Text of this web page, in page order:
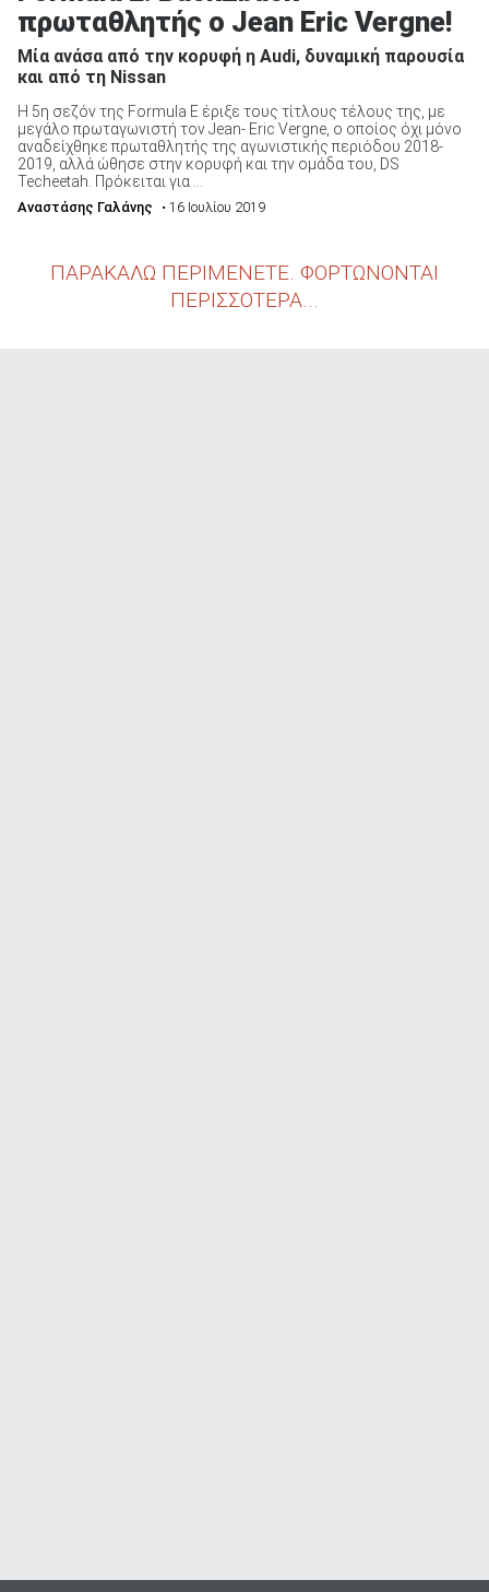
πρωταθλητής ο Jean Eric Vergne!
Mία ανάσα από την κορυφή η Audi, δυναμική παρουσία
και από τη Nissan
Η 5η σεζόν της Formula E έριξε τους τίτλους τέλους της, με
μεγάλο πρωταγωνιστή τον Jean- Eric Vergne, ο οποίος όχι μόνο
αναδείχθηκε πρωταθλητής της αγωνιστικής περιόδου 2018-
2019, αλλά ώθησε στην κορυφή και την ομάδα του, DS
Techeetah. Πρόκειται για ...
Αναστάσης Γαλάνης • 16 Ιουλίου 2019
ΠΑΡΑΚΑΛΩ ΠΕΡΙΜΕΝΕΤΕ. ΦΟΡΤΩΝΟΝΤΑΙ
ΠΕΡΙΣΣΟΤΕΡΑ...